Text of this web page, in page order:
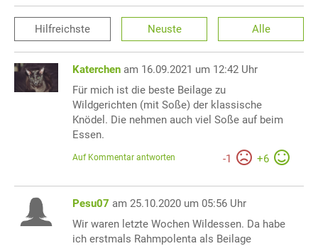
Hilfreichste Neuste Alle
Katerchen am 16.09.2021 um 12:42 Uhr
Für mich ist die beste Beilage zu
Wildgerichten (mit Soße) der klassische
Knödel. Die nehmen auch viel Soße auf beim
Essen.
-1 +6
Auf Kommentar antworten
Pesu07 am 25.10.2020 um 05:56 Uhr
Wir waren letzte Wochen Wildessen. Da habe
ich erstmals Rahmpolenta als Beilage